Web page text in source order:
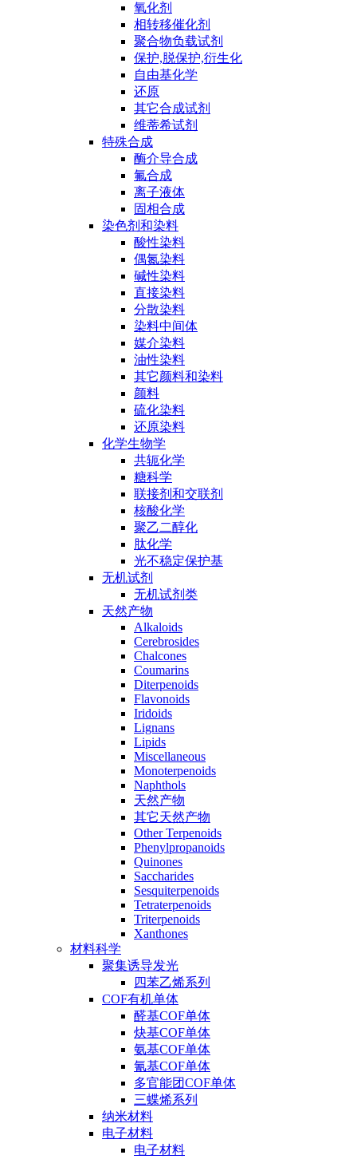
氧化剂
相转移催化剂
聚合物负载试剂
保护,脱保护,衍生化
自由基化学
还原
其它合成试剂
维蒂希试剂
特殊合成
酶介导合成
氟合成
离子液体
固相合成
染色剂和染料
酸性染料
偶氮染料
碱性染料
直接染料
分散染料
染料中间体
媒介染料
油性染料
其它颜料和染料
颜料
硫化染料
还原染料
化学生物学
共轭化学
糖科学
联接剂和交联剂
核酸化学
聚乙二醇化
肽化学
光不稳定保护基
无机试剂
无机试剂类
天然产物
Alkaloids
Cerebrosides
Chalcones
Coumarins
Diterpenoids
Flavonoids
Iridoids
Lignans
Lipids
Miscellaneous
Monoterpenoids
Naphthols
天然产物
其它天然产物
Other Terpenoids
Phenylpropanoids
Quinones
Saccharides
Sesquiterpenoids
Tetraterpenoids
Triterpenoids
Xanthones
材料科学
聚集诱导发光
四苯乙烯系列
COF有机单体
醛基COF单体
炔基COF单体
氨基COF单体
氰基COF单体
多官能团COF单体
三蝶烯系列
纳米材料
电子材料
电子材料